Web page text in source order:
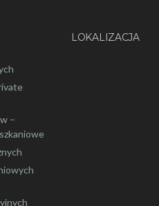
–
LOKALIZACJA